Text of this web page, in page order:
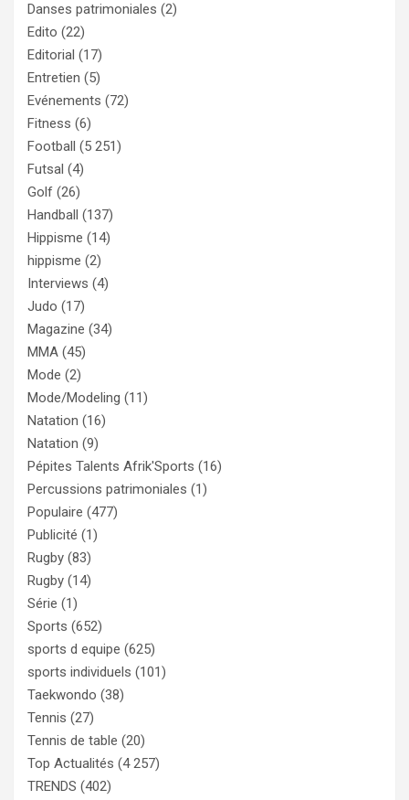
Danses patrimoniales (2)
Edito (22)
Editorial (17)
Entretien (5)
Evénements (72)
Fitness (6)
Football (5 251)
Futsal (4)
Golf (26)
Handball (137)
Hippisme (14)
hippisme (2)
Interviews (4)
Judo (17)
Magazine (34)
MMA (45)
Mode (2)
Mode/Modeling (11)
Natation (16)
Natation (9)
Pépites Talents Afrik'Sports (16)
Percussions patrimoniales (1)
Populaire (477)
Publicité (1)
Rugby (83)
Rugby (14)
Série (1)
Sports (652)
sports d equipe (625)
sports individuels (101)
Taekwondo (38)
Tennis (27)
Tennis de table (20)
Top Actualités (4 257)
TRENDS (402)